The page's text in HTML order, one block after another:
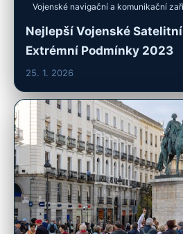
Vojenské navigační a komunikační
Nejlepší Vojenské
Extrémní Podmínky 2023
25. 1. 2026